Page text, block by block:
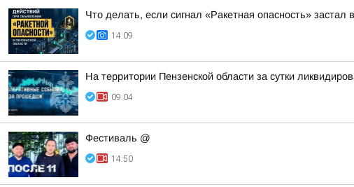
Что делать, если сигнал «Ракетная опасность»
14:09
На территории Пензенской области за сутки
09:04
Фестиваль @
14:50